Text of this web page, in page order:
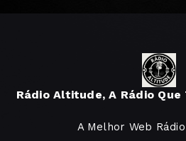
Rádio Altitude, A Rádio Que
A Melhor Web